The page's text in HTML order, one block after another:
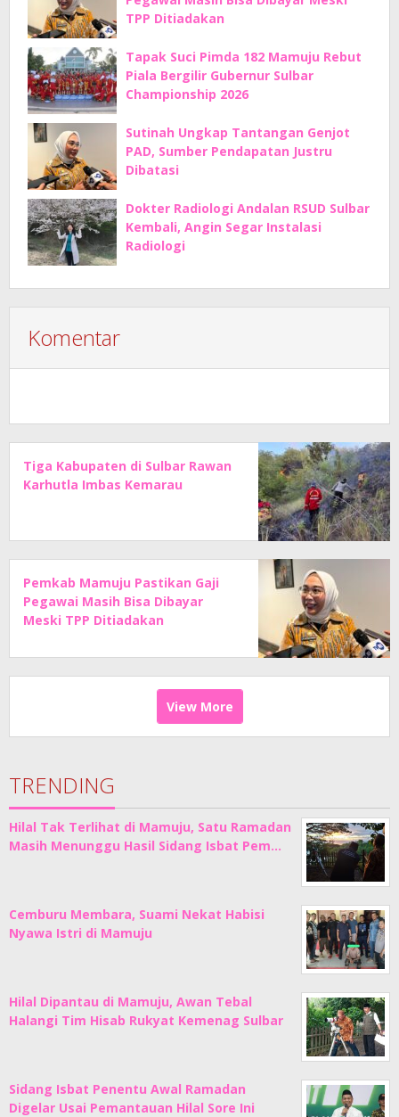
TPP Ditiadakan
Tapak Suci Pimda 182 Mamuju Rebut
Piala Bergilir Gubernur Sulbar
Championship 2026
Sutinah Ungkap Tantangan Genjot
PAD, Sumber Pendapatan Justru
Dibatasi
Dokter Radiologi Andalan RSUD Sulbar
Kembali, Angin Segar Instalasi
Radiologi
Komentar
Tiga Kabupaten di Sulbar Rawan
Karhutla Imbas Kemarau
Pemkab Mamuju Pastikan Gaji
Pegawai Masih Bisa Dibayar
Meski TPP Ditiadakan
View More
TRENDING
Hilal Tak Terlihat di Mamuju, Satu Ramadan
Masih Menunggu Hasil Sidang Isbat Pem…
Cemburu Membara, Suami Nekat Habisi
Nyawa Istri di Mamuju
Hilal Dipantau di Mamuju, Awan Tebal
Halangi Tim Hisab Rukyat Kemenag Sulbar
Sidang Isbat Penentu Awal Ramadan
Digelar Usai Pemantauan Hilal Sore Ini